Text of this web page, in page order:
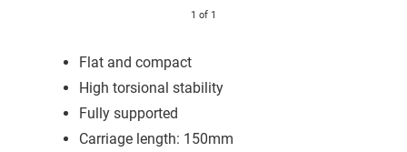
1 of 1
Flat and compact
High torsional stability
Fully supported
Carriage length: 150mm